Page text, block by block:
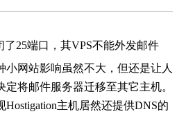
了25端口，其VPS不能外发邮件
小网站影响虽然不大，但还是让人
将邮件服务器迁移至其它主机。
主机居然还提供DNS的